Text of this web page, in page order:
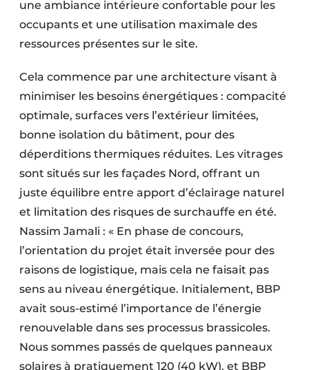
une ambiance intérieure confortable pour les
occupants et une utilisation maximale des
ressources présentes sur le site.
Cela commence par une architecture visant à
minimiser les besoins énergétiques : compacité
optimale, surfaces vers l’extérieur limitées,
bonne isolation du bâtiment, pour des
déperditions thermiques réduites. Les vitrages
sont situés sur les façades Nord, offrant un
juste équilibre entre apport d’éclairage naturel
et limitation des risques de surchauffe en été.
Nassim Jamali : « En phase de concours,
l’orientation du projet était inversée pour des
raisons de logistique, mais cela ne faisait pas
sens au niveau énergétique. Initialement, BBP
avait sous-estimé l’importance de l’énergie
renouvelable dans ses processus brassicoles.
Nous sommes passés de quelques panneaux
solaires à pratiquement 120 (40 kW), et BBP